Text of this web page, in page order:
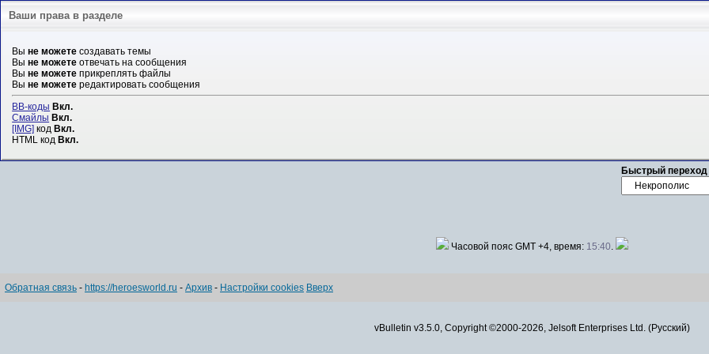
Ваши права в разделе
Выне можете создавать темы
Выне можете отвечать на сообщения
Выне можете прикреплять файлы
Выне можете редактировать сообщения
BB-коды Вкл.
Смайлы Вкл.
[IMG] кодВкл.
HTML кодВкл.
Быстрый переход
Часовой пояс GMT +4, время: 15:40.
Обратная связь - https://heroesworld.ru - Архив - Настройки cookies Вверх
vBulletin v3.5.0, Copyright ©2000-2026, Jelsoft Enterprises Ltd. (Русский)